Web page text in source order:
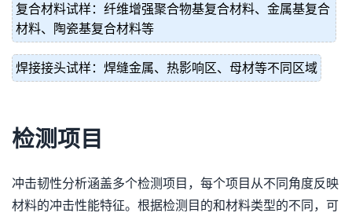
复合材料试样：纤维增强聚合物基复合材料、金属基复合
材料、陶瓷基复合材料等
焊接接头试样：焊缝金属、热影响区、母材等不同区域
检测项目
冲击韧性分析涵盖多个检测项目，每个项目从不同角度反映
材料的冲击性能特征。根据检测目的和材料类型的不同，可